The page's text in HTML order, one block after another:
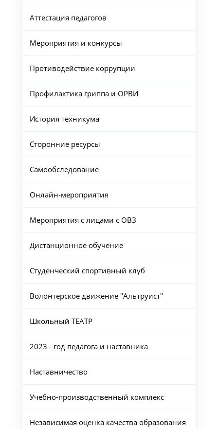
Аттестация педагогов
Мероприятия и конкурсы
Противодействие коррупции
Профилактика гриппа и ОРВИ
История техникума
Сторонние ресурсы
Самообследование
Онлайн-мероприятия
Мероприятия с лицами с ОВЗ
Дистанционное обучение
Студенческий спортивный клуб
Волонтерское движение "Альтруист"
Школьный ТЕАТР
2023 - год педагога и наставника
Наставничество
Учебно-производственный комплекс
Независимая оценка качества образования